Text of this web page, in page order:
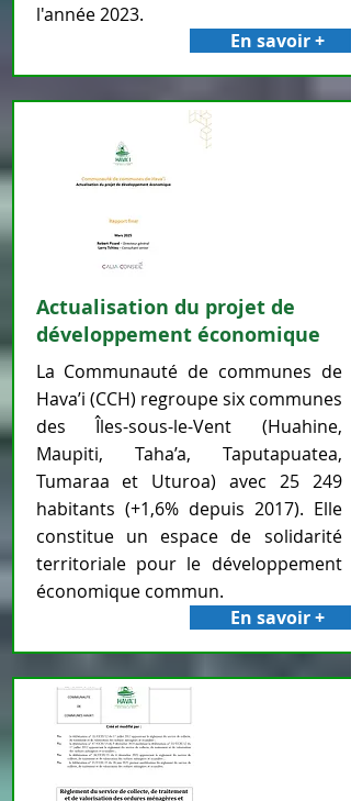
l'année 2023.
En savoir +
Actualisation du projet de
développement économique
La Communauté de communes de
Hava’i (CCH) regroupe six communes
des Îles-sous-le-Vent (Huahine,
Maupiti, Taha’a, Taputapuatea,
Tumaraa et Uturoa) avec 25 249
habitants (+1,6% depuis 2017). Elle
constitue un espace de solidarité
territoriale pour le développement
économique commun.
En savoir +